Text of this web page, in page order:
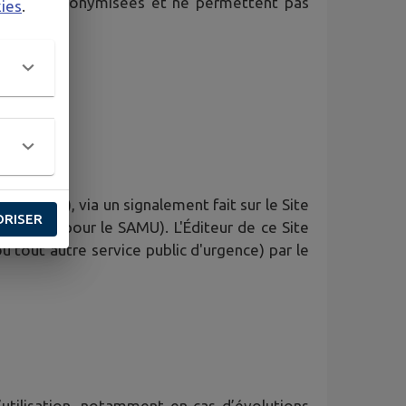
etc), via un signalement fait sur le Site
15 pour le SAMU). L'Éditeur de ce Site
tout autre service public d'urgence) par le